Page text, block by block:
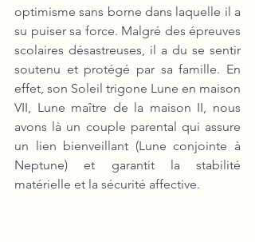
optimisme sans borne dans laquelle il a
su puiser sa force. Malgré des épreuves
scolaires désastreuses, il a du se sentir
soutenu et protégé par sa famille. En
effet, son Soleil trigone Lune en maison
VII, Lune maître de la maison II, nous
avons là un couple parental qui assure
un lien bienveillant (Lune conjointe à
Neptune) et garantit la stabilité
matérielle et la sécurité affective.